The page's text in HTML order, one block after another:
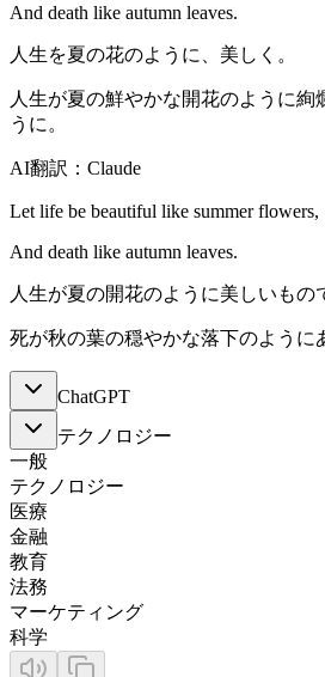
And death like autumn leaves.
人生を夏の花のように、美しく。
人生が夏の鮮やかな開花のように絢
うに。
AI翻訳：Claude
Let life be beautiful like summer flowers,
And death like autumn leaves.
人生が夏の開花のように美しいもの
死が秋の葉の穏やかな落下のように
ChatGPT
テクノロジー
一般
テクノロジー
医療
金融
教育
法務
マーケティング
科学